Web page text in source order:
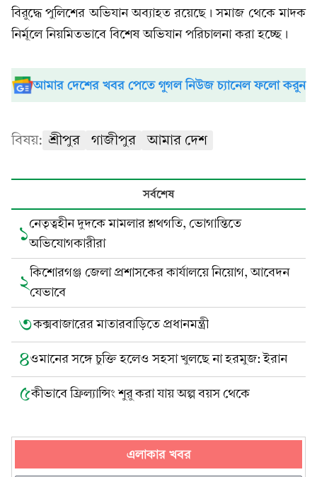
বিরুদ্ধে পুলিশের অভিযান অব্যাহত রয়েছে। সমাজ থেকে মাদক
নির্মূলে নিয়মিতভাবে বিশেষ অভিযান পরিচালনা করা হচ্ছে।
আমার দেশের খবর পেতে গুগল নিউজ চ্যানেল ফলো করুন
বিষয়: শ্রীপুর গাজীপুর আমার দেশ
সর্বশেষ
১নেতৃত্বহীন দুদকে মামলার শ্লথগতি, ভোগান্তিতে
অভিযোগকারীরা
২কিশোরগঞ্জ জেলা প্রশাসকের কার্যালয়ে নিয়োগ, আবেদন
যেভাবে
৩কক্সবাজারের মাতারবাড়িতে প্রধানমন্ত্রী
৪ওমানের সঙ্গে চুক্তি হলেও সহসা খুলছে না হরমুজ: ইরান
৫কীভাবে ফ্রিল্যান্সিং শুরু করা যায় অল্প বয়স থেকে
এলাকার খবর